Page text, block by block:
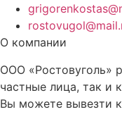
О компании
ООО «Ростовуголь»
частные лица, так и
Вы можете вывезти